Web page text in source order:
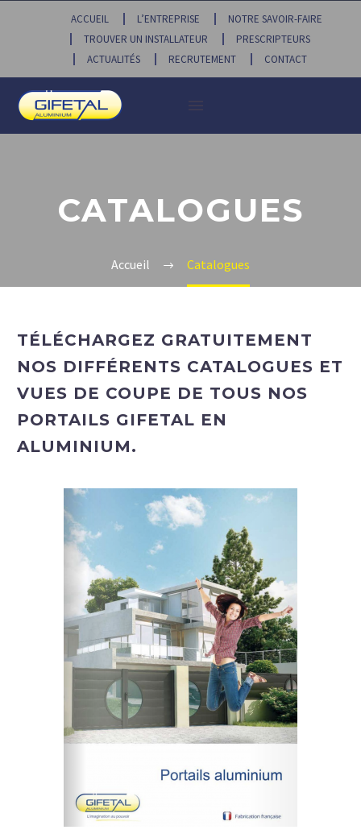
ACCUEIL L’ENTREPRISE
NOTRE SAVOIR-FAIRE
TROUVER UN INSTALLATEUR
PRESCRIPTEURS
ACTUALITÉS
RECRUTEMENT CONTACT
CATALOGUES
Accueil Catalogues
TÉLÉCHARGEZ GRATUITEMENT
NOS DIFFÉRENTS CATALOGUES ET
VUES DE COUPE DE TOUS NOS
PORTAILS GIFETAL EN
ALUMINIUM.